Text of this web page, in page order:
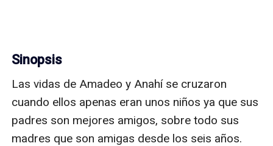
Sinopsis
Las vidas de Amadeo y Anahí se cruzaron
cuando ellos apenas eran unos niños ya que sus
padres son mejores amigos, sobre todo sus
madres que son amigas desde los seis años.